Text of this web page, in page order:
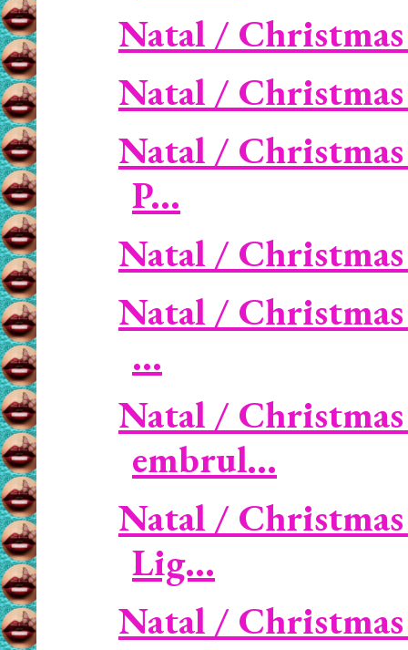
Natal /
Natal /
Natal /
P...
Natal / Christmas
Natal /
...
Natal / Christmas
embrul...
Natal /
Lig...
Natal /